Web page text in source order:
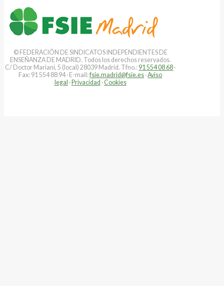
© FEDERACIÓN DE SINDICATOS INDEPENDIENTES DE
ENSEÑANZA DE MADRID. Todos los derechos reservados.
C/ Doctor Mariani, 5 (local) 28039 Madrid. Tfno.: 91 554 08 68 ·
Fax: 91 554 88 94 · E-mail:fsie.madrid@fsie.es ·Aviso
legal ·Privacidad · Cookies